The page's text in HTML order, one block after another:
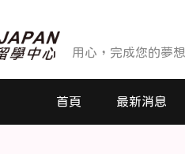
用心，完成您的夢想
首頁 最新消息